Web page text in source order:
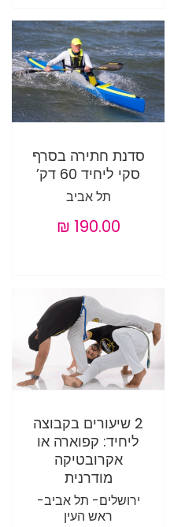
סדנת חתירה בסרף
סקי ליחיד 60 דק’
תל אביב
2 שיעורים בקבוצה
ליחיד: קפוארה או
אקרובטיקה
מודרנית
ירושלים- תל אביב-
ראש העין